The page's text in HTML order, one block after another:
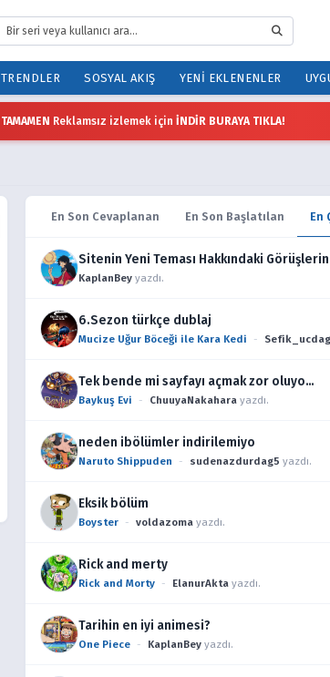
TRENDLER SOSYAL AKIŞ YENI EKLENENLER
TAMAMEN Reklamsız izlemek için İNDİR BURAYA TIKLA!
En Son Cevaplanan En Son Başlatılan En
Sitenin Yeni Teması Hakkındaki
KaplanBey yazdı.
6.Sezon türkçe dublaj
Mucize Uğur Böceği ile Kara Kedi -
Tek bende mi sayfayı açmak zor oluyo…
Baykuş Evi - ChuuyaNakahara yazdı.
neden ibölümler indirilemiyo
Naruto Shippuden - sudenazdurdag5 yazdı.
Eksik bölüm
Boyster - voldazoma yazdı.
Rick and merty
Rick and Morty - ElanurAkta yazdı.
Tarihin en iyi animesi?
One Piece - KaplanBey yazdı.